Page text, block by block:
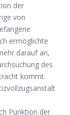
der
von
ermöglichte
darauf an,
des
kommt.
Punktion der